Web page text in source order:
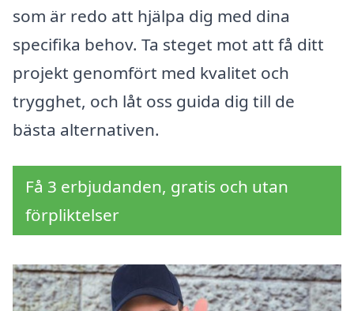
som är redo att hjälpa dig med dina
specifika behov. Ta steget mot att få ditt
projekt genomfört med kvalitet och
trygghet, och låt oss guida dig till de
bästa alternativen.
Få 3 erbjudanden, gratis och utan
förpliktelser